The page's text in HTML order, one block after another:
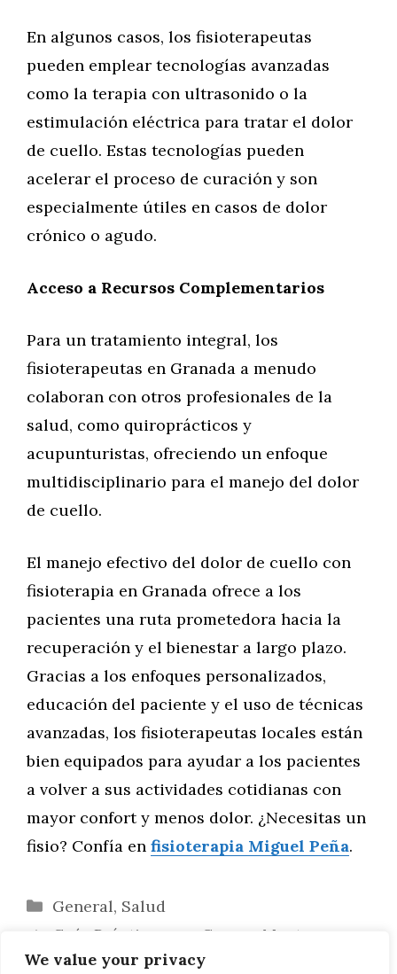
We value your privacy
En algunos casos, los fisioterapeutas
pueden emplear tecnologías avanzadas
como la terapia con ultrasonido o la
estimulación eléctrica para tratar el dolor
de cuello. Estas tecnologías pueden
acelerar el proceso de curación y son
especialmente útiles en casos de dolor
crónico o agudo.
Acceso a Recursos Complementarios
Para un tratamiento integral, los
fisioterapeutas en Granada a menudo
colaboran con otros profesionales de la
salud, como quiroprácticos y
acupunturistas, ofreciendo un enfoque
multidisciplinario para el manejo del dolor
de cuello.
El manejo efectivo del dolor de cuello con
fisioterapia en Granada ofrece a los
pacientes una ruta prometedora hacia la
recuperación y el bienestar a largo plazo.
Gracias a los enfoques personalizados,
educación del paciente y el uso de técnicas
avanzadas, los fisioterapeutas locales están
bien equipados para ayudar a los pacientes
a volver a sus actividades cotidianas con
mayor confort y menos dolor. ¿Necesitas un
fisio? Confía en fisioterapia Miguel Peña.
Categorías
General, Salud
Guía Práctica para Crear y Mantener un
Diario de Arte de Gatos